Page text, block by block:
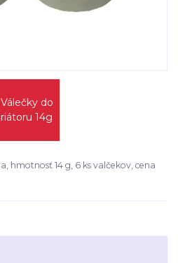
hmotnosť 14 g, 6 ks valčekov, cena